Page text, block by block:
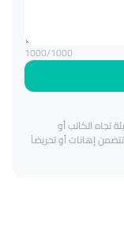
1000/1000
تجاه الكاتب أو
إهانات أو تحريضاً